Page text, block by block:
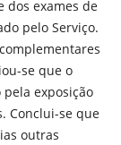
dos exames de
pelo Serviço.
se que o
exposição
Conclui-se que
outras